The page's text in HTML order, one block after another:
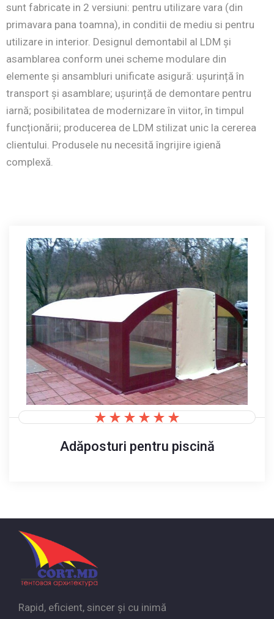
sunt fabricate in 2 versiuni: pentru utilizare vara (din
primavara pana toamna), in conditii de mediu si pentru
utilizare in interior. Designul demontabil al LDM și
asamblarea conform unei scheme modulare din
elemente și ansambluri unificate asigură: ușurință în
transport și asamblare; ușurință de demontare pentru
iarnă; posibilitatea de modernizare în viitor, în timpul
funcționării; producerea de LDM stilizat unic la cererea
clientului. Produsele nu necesită îngrijire igienă
complexă.
Adăposturi pentru piscină
Rapid, eficient, sincer și cu inimă